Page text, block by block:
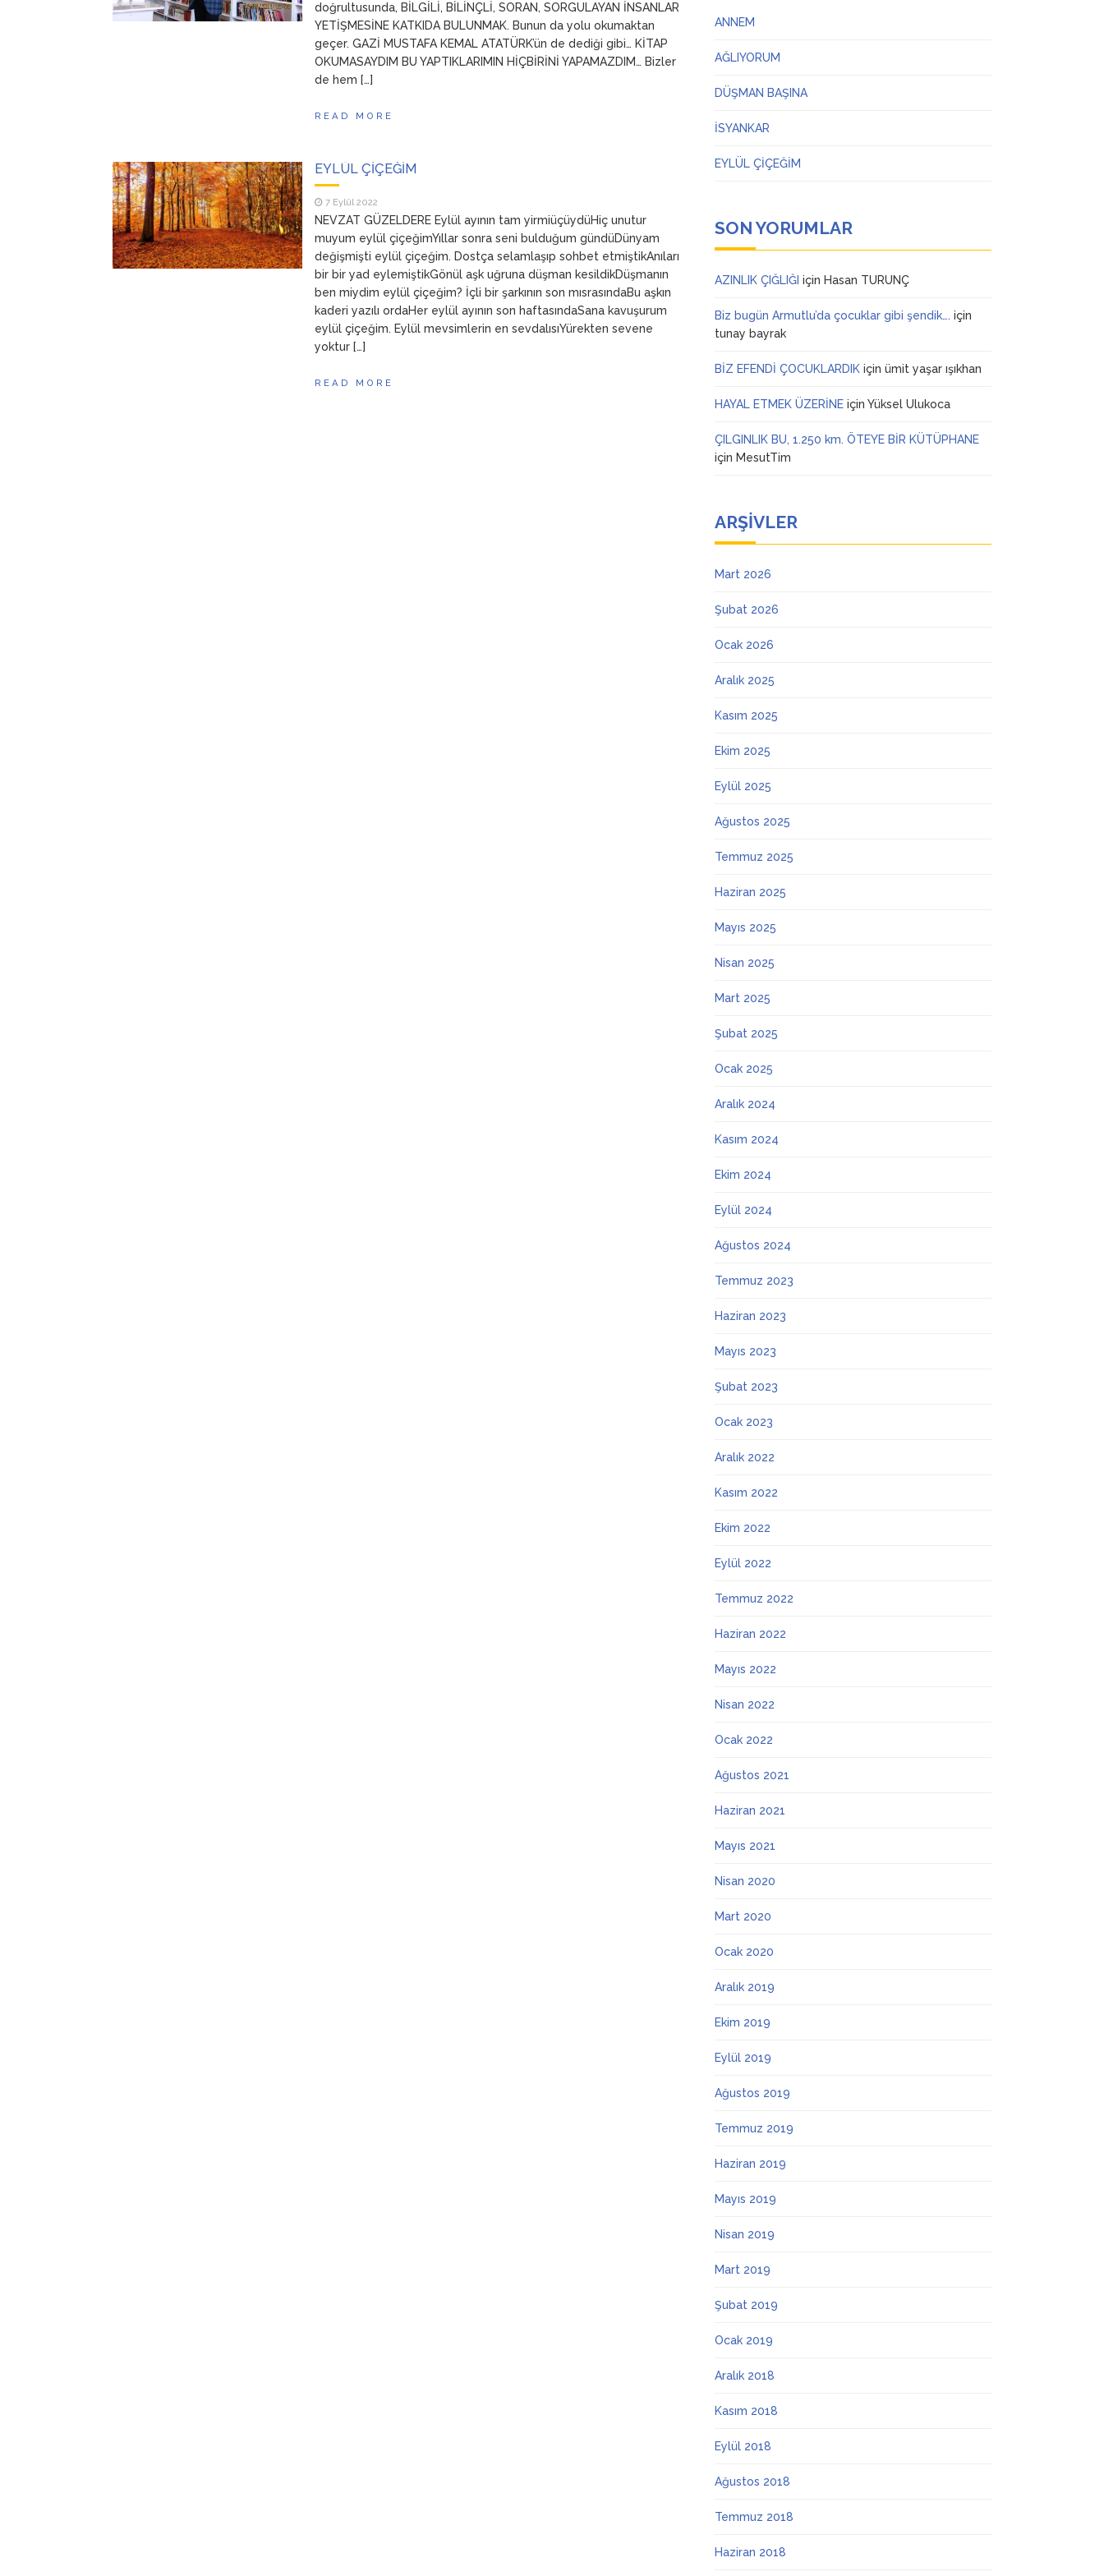
doğrultusunda, BİLGİLİ, BİLİNÇLİ, SORAN, SORGULAYAN İNSANLAR
YETİŞMESİNE KATKIDA BULUNMAK. Bunun da yolu okumaktan
geçer. GAZİ MUSTAFA KEMAL ATATÜRK’ün de dediği gibi… KİTAP
OKUMASAYDIM BU YAPTIKLARIMIN HİÇBİRİNİ YAPAMAZDIM… Bizler
de hem […]
READ MORE
EYLÜL ÇİÇEĞİM
7 Eylül 2022
NEVZAT GÜZELDERE Eylül ayının tam yirmiüçüydüHiç unutur
muyum eylül çiçeğimYıllar sonra seni bulduğum gündüDünyam
değişmişti eylül çiçeğim. Dostça selamlaşıp sohbet etmiştikAnıları
bir bir yad eylemiştikGönül aşk uğruna düşman kesildikDüşmanın
ben miydim eylül çiçeğim? İçli bir şarkının son mısrasındaBu aşkın
kaderi yazılı ordaHer eylül ayının son haftasındaSana kavuşurum
eylül çiçeğim. Eylül mevsimlerin en sevdalısıYürekten sevene
yoktur […]
READ MORE
ANNEM
AĞLIYORUM
DÜŞMAN BAŞINA
İSYANKAR
EYLÜL ÇİÇEĞİM
SON YORUMLAR
AZINLIK ÇIĞLIĞI için Hasan TURUNÇ
Biz bugün Armutlu’da çocuklar gibi şendik…. için
tunay bayrak
BİZ EFENDİ ÇOCUKLARDIK içinümit yaşar ışıkhan
HAYAL ETMEK ÜZERİNE içinYüksel Ulukoca
ÇILGINLIK BU, 1.250 km. ÖTEYE BİR KÜTÜPHANE
için MesutTim
ARŞIVLER
Mart 2026
Şubat 2026
Ocak 2026
Aralık 2025
Kasım 2025
Ekim 2025
Eylül 2025
Ağustos 2025
Temmuz 2025
Haziran 2025
Mayıs 2025
Nisan 2025
Mart 2025
Şubat 2025
Ocak 2025
Aralık 2024
Kasım 2024
Ekim 2024
Eylül 2024
Ağustos 2024
Temmuz 2023
Haziran 2023
Mayıs 2023
Şubat 2023
Ocak 2023
Aralık 2022
Kasım 2022
Ekim 2022
Eylül 2022
Temmuz 2022
Haziran 2022
Mayıs 2022
Nisan 2022
Ocak 2022
Ağustos 2021
Haziran 2021
Mayıs 2021
Nisan 2020
Mart 2020
Ocak 2020
Aralık 2019
Ekim 2019
Eylül 2019
Ağustos 2019
Temmuz 2019
Haziran 2019
Mayıs 2019
Nisan 2019
Mart 2019
Şubat 2019
Ocak 2019
Aralık 2018
Kasım 2018
Eylül 2018
Ağustos 2018
Temmuz 2018
Haziran 2018